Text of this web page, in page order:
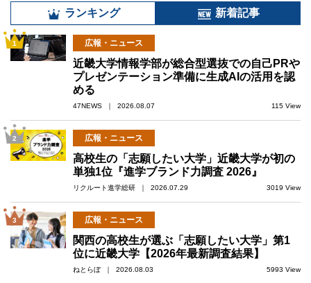
ランキング 新着記事
1 広報・ニュース
近畿大学情報学部が総合型選抜での自己PRや
プレゼンテーション準備に生成AIの活用を認
める
47NEWS ｜ 2026.08.07 115 View
2 広報・ニュース
高校生の「志願したい大学」近畿大学が初の
単独1位『進学ブランド力調査 2026』
リクルート進学総研 ｜ 2026.07.29 3019 View
3 広報・ニュース
関西の高校生が選ぶ「志願したい大学」第1
位に近畿大学【2026年最新調査結果】
ねとらぼ ｜ 2026.08.03 5993 View